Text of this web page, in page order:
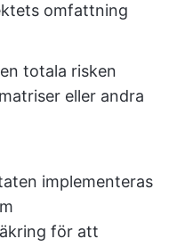
omfattning
totala risken
eller andra
implementeras
för att